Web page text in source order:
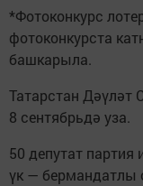
*Фотоконкурс
фотоконкурста
башкарыла.
Татарстан Дәүләт
8 сентябрьдә уза.
50 депутат
үк — бермандатлы